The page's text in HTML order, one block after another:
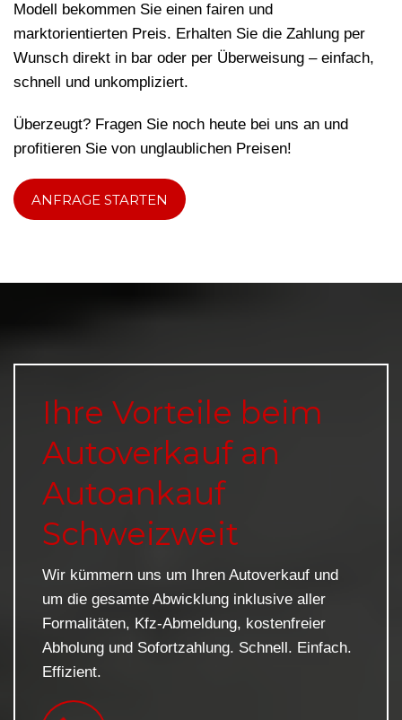
Modell bekommen Sie einen fairen und
marktorientierten Preis. Erhalten Sie die Zahlung per
Wunsch direkt in bar oder per Überweisung – einfach,
schnell und unkompliziert.
Überzeugt? Fragen Sie noch heute bei uns an und
profitieren Sie von unglaublichen Preisen!
ANFRAGE STARTEN
Ihre Vorteile beim
Autoverkauf an
Autoankauf
Schweizweit
Wir kümmern uns um Ihren Autoverkauf und
um die gesamte Abwicklung inklusive aller
Formalitäten, Kfz-Abmeldung, kostenfreier
Abholung und Sofortzahlung. Schnell. Einfach.
Effizient.